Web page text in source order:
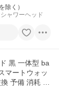
除く）
ャワーヘッド
黒 一体型 ba
マートウォッ
予備 消耗 シ